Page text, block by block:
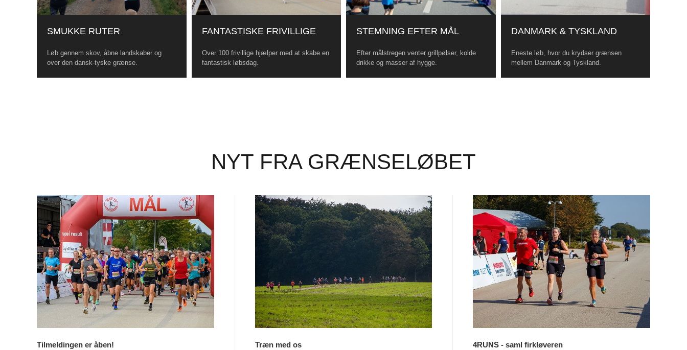
SMUKKE RUTER
Løb gennem skov, åbne landskaber og
over den dansk-tyske grænse.
FANTASTISKE FRIVILLIGE
Over 100 frivillige hjælper med at skabe en
fantastisk løbsdag.
STEMNING EFTER MÅL
Efter målstregen venter grillpølser, kolde
drikke og masser af hygge.
DANMARK & TYSKLAND
Eneste løb, hvor du krydser grænsen
mellem Danmark og Tyskland.
NYT FRA GRÆNSELØBET
Tilmeldingen er åben! Træn med os 4RUNS - saml firkløveren